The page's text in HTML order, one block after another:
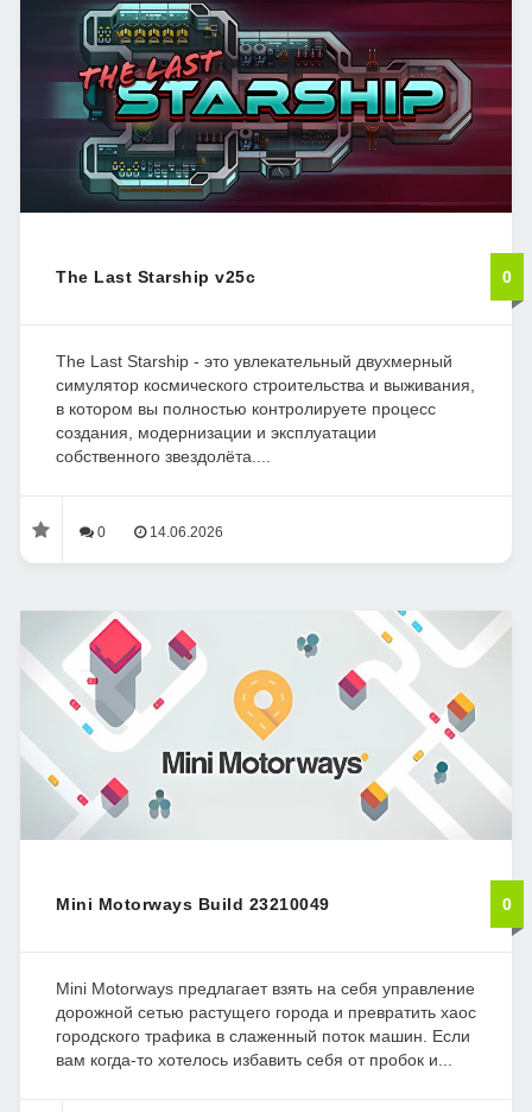
The Last Starship v25c 0
The Last Starship - это увлекательный двухмерный
симулятор космического строительства и выживания,
в котором вы полностью контролируете процесс
создания, модернизации и эксплуатации
собственного звездолёта....
0 14.06.2026
Mini Motorways Build 23210049 0
Mini Motorways предлагает взять на себя управление
дорожной сетью растущего города и превратить хаос
городского трафика в слаженный поток машин. Если
вам когда-то хотелось избавить себя от пробок и...